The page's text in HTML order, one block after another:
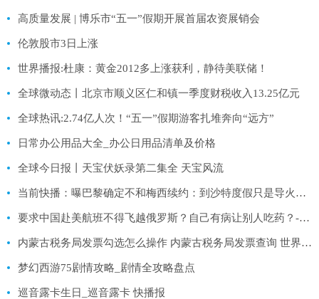
高质量发展 | 博乐市“五一”假期开展首届农资展销会
伦敦股市3日上涨
世界播报:杜康：黄金2012多上涨获利，静待美联储！
全球微动态丨北京市顺义区仁和镇一季度财税收入13.25亿元
全球热讯:2.74亿人次！“五一”假期游客扎堆奔向“远方”
日常办公用品大全_办公日用品清单及价格
全球今日报丨天宝伏妖录第二集全 天宝风流
当前快播：曝巴黎确定不和梅西续约：到沙特度假只是导火索，真欺负老实人
要求中国赴美航班不得飞越俄罗斯？自己有病让别人吃药？-每日简讯
内蒙古税务局发票勾选怎么操作 内蒙古税务局发票查询 世界播资讯
梦幻西游75剧情攻略_剧情全攻略盘点
巡音露卡生日_巡音露卡 快播报